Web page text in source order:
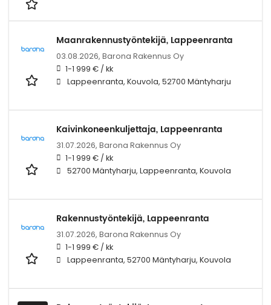
Maanrakennustyöntekijä, Lappeenranta
03.08.2026, Barona Rakennus Oy
1-1 999 € / kk
Lappeenranta, Kouvola, 52700 Mäntyharju
Kaivinkoneenkuljettaja, Lappeenranta
31.07.2026, Barona Rakennus Oy
1-1 999 € / kk
52700 Mäntyharju, Lappeenranta, Kouvola
Rakennustyöntekijä, Lappeenranta
31.07.2026, Barona Rakennus Oy
1-1 999 € / kk
Lappeenranta, 52700 Mäntyharju, Kouvola